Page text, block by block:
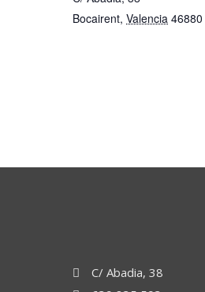
Bocairent, Valencia 46880
C/ Abadia, 38